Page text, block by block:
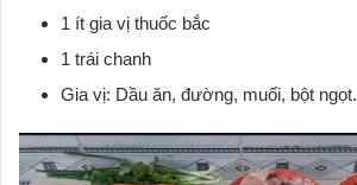
1 ít gia vị thuốc bắc
1 trái chanh
Gia vị: Dầu ăn, đường, muối, bột ngọt.